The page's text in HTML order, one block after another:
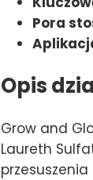
Pora
Opis
Grow and
Laureth